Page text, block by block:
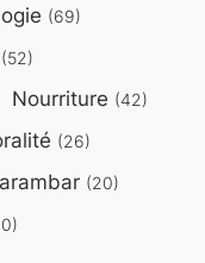
(69)
(52)
Nourriture (42)
(26)
(20)